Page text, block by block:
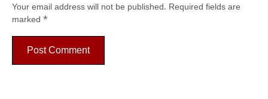
Your email address will not be published. Required fields are
marked *